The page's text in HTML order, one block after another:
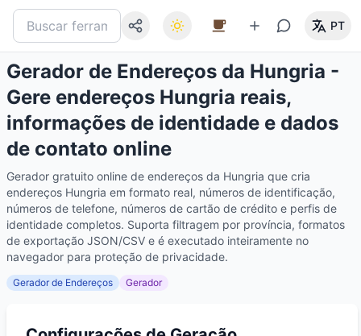
PT
Gerador de Endereços da Hungria -
Gere endereços Hungria reais,
informações de identidade e dados
de contato online
Gerador gratuito online de endereços da Hungria que cria
endereços Hungria em formato real, números de identificação,
números de telefone, números de cartão de crédito e perfis de
identidade completos. Suporta filtragem por província, formatos
de exportação JSON/CSV e é executado inteiramente no
navegador para proteção de privacidade.
Gerador de Endereços Gerador